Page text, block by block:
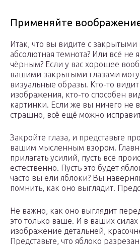
Применяйте
Итак, что вы видите с закрытыми
абсолютная темнота? Или всё не
чёрным? Если у вас хорошее
вашими закрытыми глазами
визуальные образы. Кто-то
изображения, кто-то способен
картинки. Если же вы ничего не
страшно, всё ещё можно
Закройте глаза, и представьте
вашим мысленным взором.
прилагать усилий, пусть всё
естественно. Пусть это будет
часто вы ели яблоки? Вы
помнить, как оно выглядит.
Не важно, как оно выглядит
это только ваше. И в ваших силах
изображение детальней,
Представьте, что яблоко